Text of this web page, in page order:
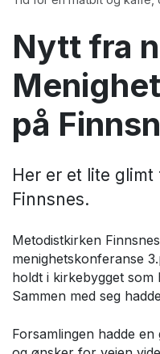
Nytt fra
på
Her er et lite
Finnsnes.
Metodistkirken
menighetskonferanse
holdt i kirkebygget som
Sammen med seg
Forsamlingen hadde